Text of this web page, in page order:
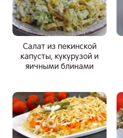
Салат из пекинской
капусты, кукурузой и
яичными блинами